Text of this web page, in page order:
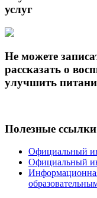
услуг
Не можете
рассказать о
улучшить
Полезные ссылки
Официальный
Официальный